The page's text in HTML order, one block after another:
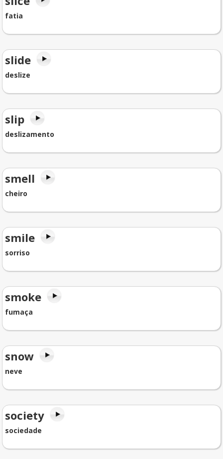
fatia
slide
deslize
slip
deslizamento
smell
cheiro
smile
sorriso
smoke
fumaça
snow
neve
society
sociedade